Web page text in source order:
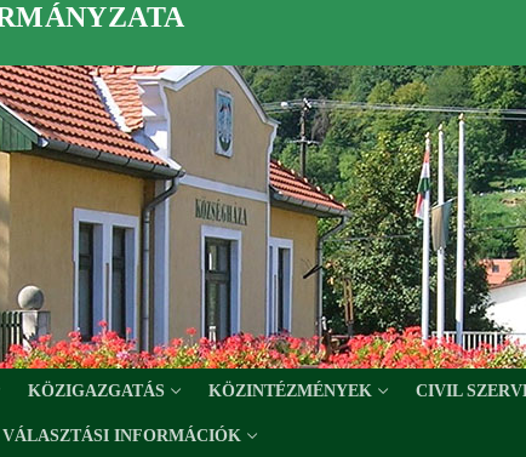
KÖZIGAZGATÁS KÖZINTÉZMÉNYEK CIVIL
VÁLASZTÁSI INFORMÁCIÓK